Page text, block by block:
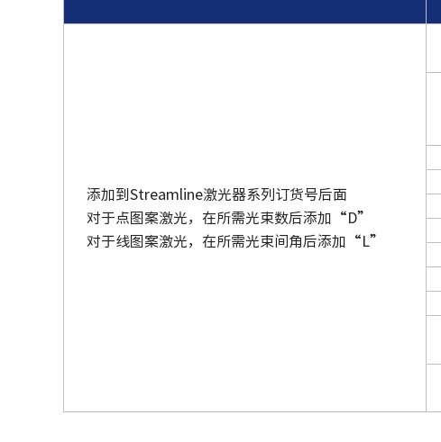
添加到Streamline激光器系列订货号后面
对于点图案激光，在所需光束数后添加“D”
对于线图案激光，在所需光束间角后添加“L”